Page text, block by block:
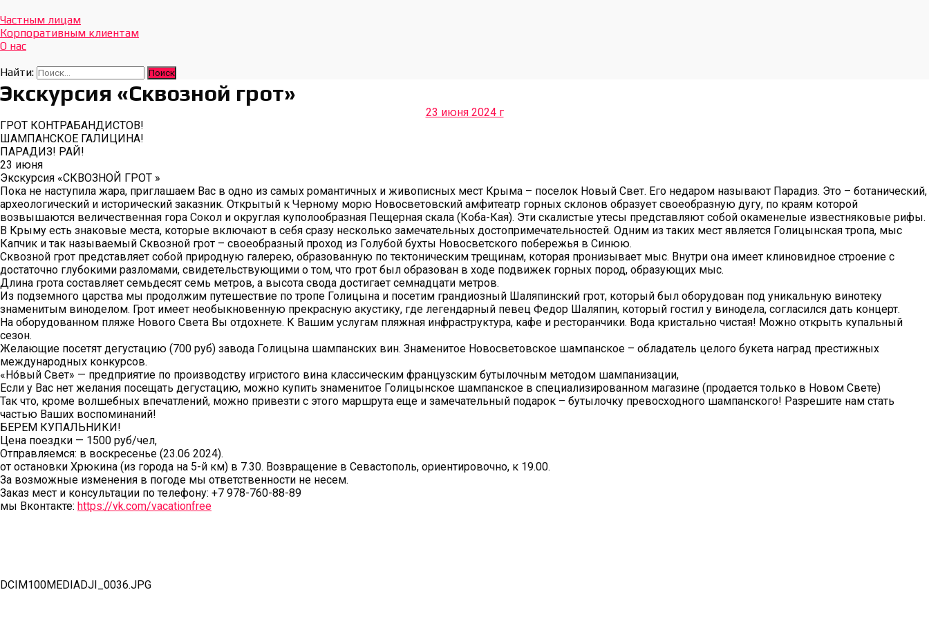
Отдых Без Границ
Эксклюзивные экскурсии по Севастополю и Крыму
Частным лицам
Корпоративным клиентам
О нас
Найти:
Экскурсия «Сквозной грот»
23 июня 2024 г
ГРОТ КОНТРАБАНДИСТОВ!
ШАМПАНСКОЕ ГАЛИЦИНА!
ПАРАДИЗ! РАЙ!
23 июня
Экскурсия «СКВОЗНОЙ ГРОТ »
Пока не наступила жара, приглашаем Вас в одно из самых романтичных и живописных мест Крыма – поселок Новый Свет. Его недаром называют Парадиз. Это – ботанический,
археологический и исторический заказник. Открытый к Черному морю Новосветовский амфитеатр горных склонов образует своеобразную дугу, по краям которой
возвышаются величественная гора Сокол и округлая куполообразная Пещерная скала (Коба-Кая). Эти скалистые утесы представляют собой окаменелые известняковые рифы.
В Крыму есть знаковые места, которые включают в себя сразу несколько замечательных достопримечательностей. Одним из таких мест является Голицынская тропа, мыс
Капчик и так называемый Сквозной грот – своеобразный проход из Голубой бухты Новосветского побережья в Синюю.
Сквозной грот представляет собой природную галерею, образованную по тектоническим трещинам, которая пронизывает мыс. Внутри она имеет клиновидное строение с
достаточно глубокими разломами, свидетельствующими о том, что грот был образован в ходе подвижек горных пород, образующих мыс.
Длина грота составляет семьдесят семь метров, а высота свода достигает семнадцати метров.
Из подземного царства мы продолжим путешествие по тропе Голицына и посетим грандиозный Шаляпинский грот, который был оборудован под уникальную винотеку
знаменитым виноделом. Грот имеет необыкновенную прекрасную акустику, где легендарный певец Федор Шаляпин, который гостил у винодела, согласился дать концерт.
На оборудованном пляже Нового Света Вы отдохнете. К Вашим услугам пляжная инфраструктура, кафе и ресторанчики. Вода кристально чистая! Можно открыть купальный
сезон.
Желающие посетят дегустацию (700 руб) завода Голицына шампанских вин. Знаменитое Новосветовское шампанское – обладатель целого букета наград престижных
международных конкурсов.
«Но́вый Свет» — предприятие по производству игристого вина классическим французским бутылочным методом шампанизации,
Если у Вас нет желания посещать дегустацию, можно купить знаменитое Голицынское шампанское в специализированном магазине (продается только в Новом Свете)
Так что, кроме волшебных впечатлений, можно привезти с этого маршрута еще и замечательный подарок – бутылочку превосходного шампанского! Разрешите нам стать
частью Ваших воспоминаний!
БЕРЕМ КУПАЛЬНИКИ!
Цена поездки — 1500 руб/чел,
Отправляемся: в воскресенье (23.06 2024).
от остановки Хрюкина (из города на 5-й км) в 7.30. Возвращение в Севастополь, ориентировочно, к 19.00.
За возможные изменения в погоде мы ответственности не несем.
Заказ мест и консультации по телефону: +7 978-760-88-89
мы Вконтакте: https://vk.com/vacationfree
DCIM100MEDIADJI_0036.JPG